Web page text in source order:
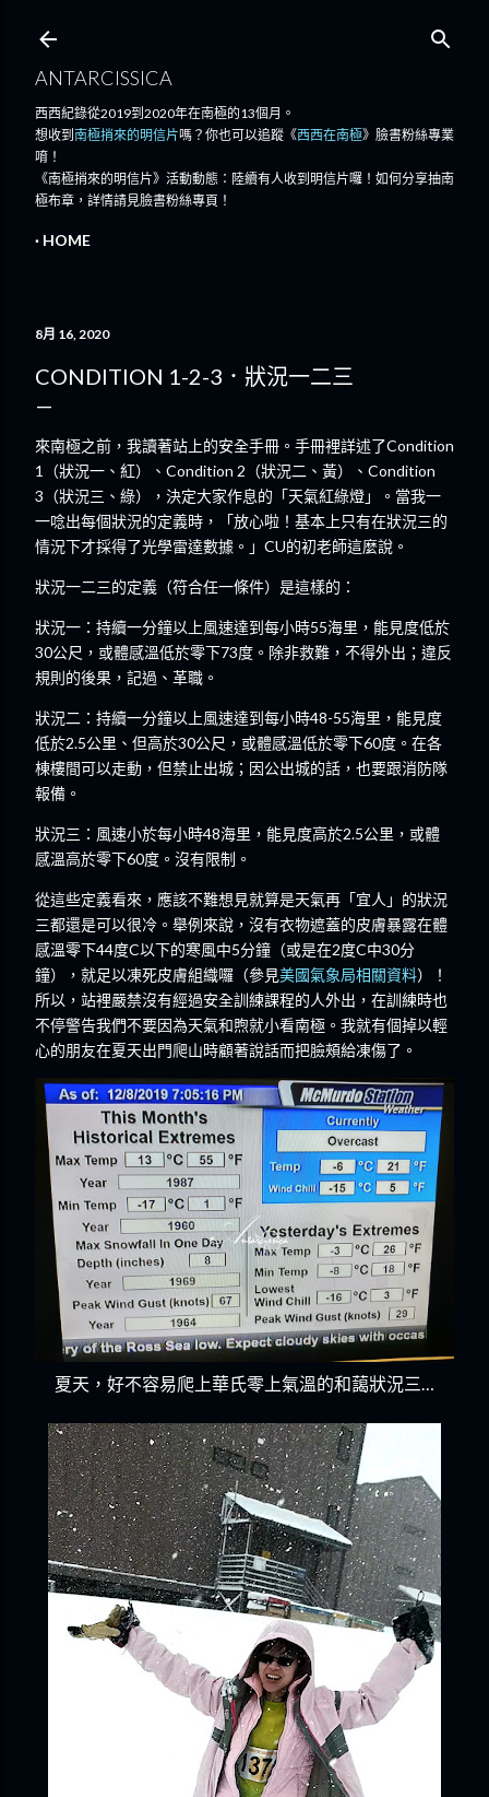
ANTARCISSICA
西西紀錄從2019到2020年在南極的13個月。
想收到 南極捎來的明信片嗎？你也可以追蹤《西西在南極》臉書粉絲專業
唷！
《南極捎來的明信片》活動動態：陸續有人收到明信片囉！如何分享抽南
極布章，詳情請見臉書粉絲專頁！
HOME
8月 16, 2020
CONDITION 1-2-3．狀況一二三
來南極之前，我讀著站上的安全手冊。手冊裡詳述了Condition
1（狀況一、紅）、Condition 2（狀況二、黃）、Condition
3（狀況三、綠），決定大家作息的「天氣紅綠燈」。當我一
一唸出每個狀況的定義時，「放心啦！基本上只有在狀況三的
情況下才採得了光學雷達數據。」CU的初老師這麼說。
狀況一二三的定義（符合任一條件）是這樣的：
狀況一：持續一分鐘以上風速達到每小時55海里，能見度低於
30公尺，或體感溫低於零下73度。除非救難，不得外出；違反
規則的後果，記過、革職。
狀況二：持續一分鐘以上風速達到每小時48-55海里，能見度
低於2.5公里、但高於30公尺，或體感溫低於零下60度。在各
棟樓間可以走動，但禁止出城；因公出城的話，也要跟消防隊
報備。
狀況三：風速小於每小時48海里，能見度高於2.5公里，或體
感溫高於零下60度。沒有限制。
從這些定義看來，應該不難想見就算是天氣再「宜人」的狀況
三都還是可以很冷。舉例來說，沒有衣物遮蓋的皮膚暴露在體
感溫零下44度C以下的寒風中5分鐘（或是在2度C中30分
鐘），就足以凍死皮膚組織囉（參見美國氣象局相關資料）！
所以，站裡嚴禁沒有經過安全訓練課程的人外出，在訓練時也
不停警告我們不要因為天氣和煦就小看南極。我就有個掉以輕
心的朋友在夏天出門爬山時顧著說話而把臉頰給凍傷了。
夏天，好不容易爬上華氏零上氣溫的和藹狀況三…